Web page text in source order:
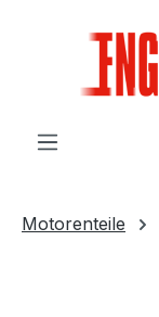
Motorenteile